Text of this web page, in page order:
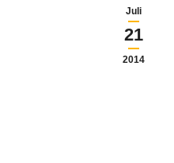
Juli
21
2014